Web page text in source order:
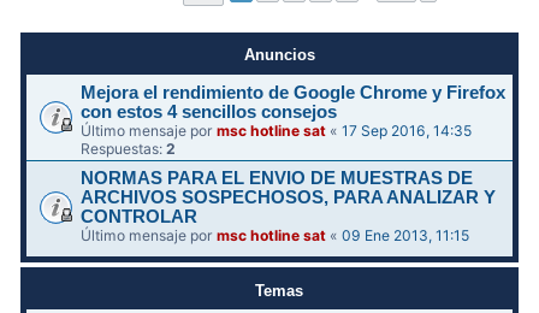
Anuncios
Mejora el rendimiento de Google Chrome y Firefox
con estos 4 sencillos consejos
Último mensaje pormsc hotline sat «17 Sep 2016, 14:35
Respuestas:2
NORMAS PARA EL ENVIO DE MUESTRAS DE
ARCHIVOS SOSPECHOSOS, PARA ANALIZAR Y
CONTROLAR
Último mensaje pormsc hotline sat «09 Ene 2013, 11:15
Temas